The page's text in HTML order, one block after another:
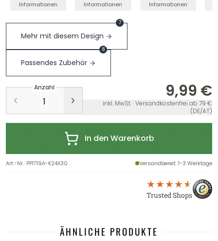
Informationen
Informationen
Informationen
Mehr mit diesem Design
7
Passendes Zubehör
8
Anzahl 9,99 €
inkl. MwSt. · Versandkostenfrei ab 79 €
(DE/AT)
In den Warenkorb
Art.-Nr.: PP1719A-K24X30 Versandbereit: 1-3 Werktage
Trusted Shops
ÄHNLICHE PRODUKTE